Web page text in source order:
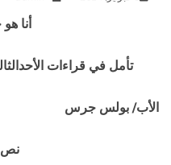
أنا
تأمل في قراءات الأحدالثالث من
الأب/ بولس جرس
نص